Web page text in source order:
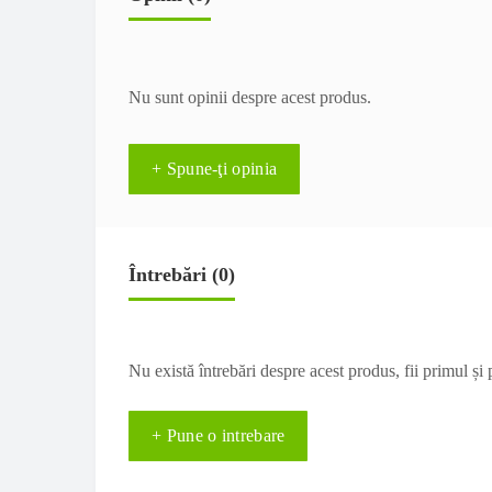
Nu sunt opinii despre acest produs.
+ Spune-ţi opinia
Întrebări (0)
Nu există întrebări despre acest produs, fii primul și
+ Pune o intrebare